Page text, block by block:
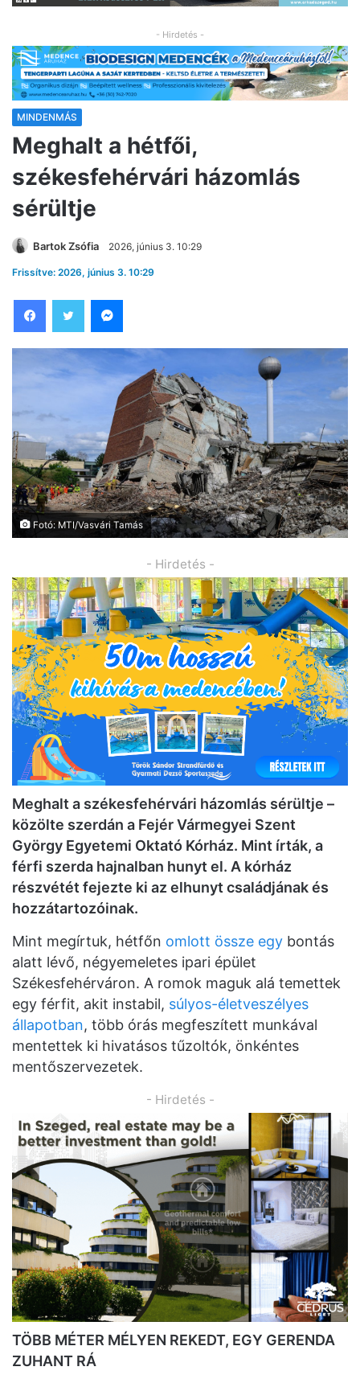
- Hirdetés -
MINDENMÁS
Meghalt a hétfői,
székesfehérvári házomlás
sérültje
Bartok Zsófia 2026, június 3. 10:29
Frissítve: 2026, június 3. 10:29
Fotó: MTI/Vasvári Tamás
- Hirdetés -
Meghalt a székesfehérvári házomlás sérültje –
közölte szerdán a Fejér Vármegyei Szent
György Egyetemi Oktató Kórház. Mint írták, a
férfi szerda hajnalban hunyt el. A kórház
részvétét fejezte ki az elhunyt családjának és
hozzátartozóinak.
Mint megírtuk, hétfőn omlott össze egy bontás
alatt lévő, négyemeletes ipari épület
Székesfehérváron. A romok maguk alá temettek
egy férfit, akit instabil, súlyos-életveszélyes
állapotban, több órás megfeszített munkával
mentettek ki hivatásos tűzoltók, önkéntes
mentőszervezetek.
- Hirdetés -
TÖBB MÉTER MÉLYEN REKEDT, EGY GERENDA
ZUHANT RÁ